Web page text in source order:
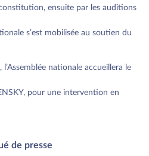
ensuite par les auditions
s’est mobilisée au soutien du
nationale accueillera le
pour une intervention en
de presse